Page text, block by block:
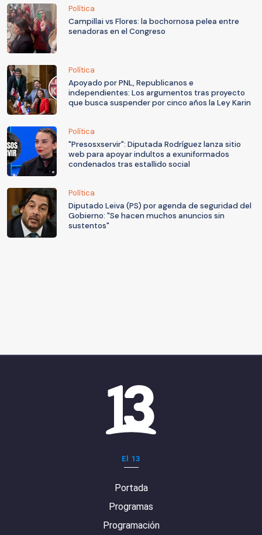
Política
Campillai vs Flores: la bochornosa pelea entre
senadoras en el Congreso
Política
Apoyado por PNL, Republicanos e
independientes: Los argumentos tras proyecto
que busca suspender por cinco años la Ley Karin
Política
"Presosxservir": Diputada Rodríguez lanza sitio
web para apoyar indultos a exuniformados
condenados tras estallido social
Política
Diputado Leiva (PS) por agenda de seguridad del
Gobierno: "Se hacen muchos anuncios sin
sustentos"
El 13
Portada
Programas
Programación